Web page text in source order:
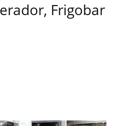
Frigobar